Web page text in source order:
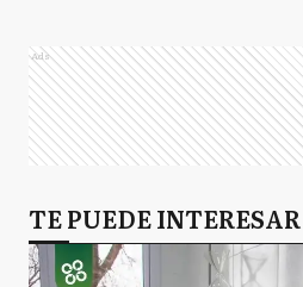
Ads
TE PUEDE INTERESAR